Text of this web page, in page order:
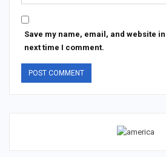
Save my name, email, and website
next time I comment.